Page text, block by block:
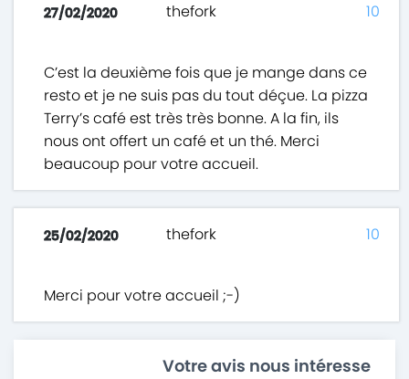
27/02/2020 thefork
C’est la deuxième fois que je mange dans ce
resto et je ne suis pas du tout déçue. La pizza
Terry’s café est très très bonne. A la fin, ils
nous ont offert un café et un thé. Merci
beaucoup pour votre accueil.
10
25/02/2020 thefork
Merci pour votre accueil ;-)
10
Votre avis nous intéresse